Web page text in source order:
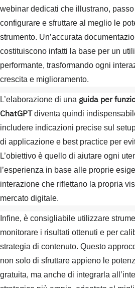
webinar dedicati che illustrano,
configurare e sfruttare al meglio le
strumento. Un’accurata
costituiscono infatti la base per un
performante, trasformando ogni
crescita e miglioramento.
L’elaborazione di una guida per
ChatGPTdiventa quindi
includere indicazioni precise sul
di applicazione e best practice per
L’obiettivo è quello di aiutare ogni
l’esperienza in base alle proprie
interazione che riflettano la propria
mercato digitale.
Infine, è consigliabile utilizzare
monitorare i risultati ottenuti e per
strategia di contenuto. Questo
non solo di sfruttare appieno le
gratuita, ma anche di integrarla